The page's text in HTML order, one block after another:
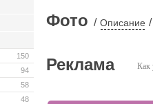
150
94
58
48
Фото / Описание /
Как
Реклама